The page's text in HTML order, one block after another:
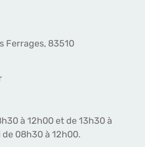
Ferrages, 83510
à 12h00 et de 13h30 à
de 08h30 à 12h00.